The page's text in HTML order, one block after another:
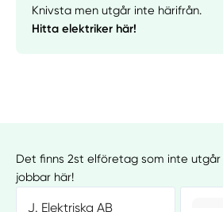
Knivsta men utgår inte härifrån.
Hitta elektriker här!
Det finns 2st elföretag som inte
jobbar här!
J. Elektriska AB